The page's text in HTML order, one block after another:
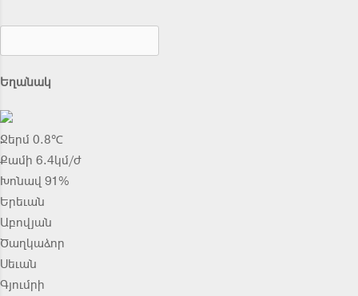
Եղանակ
Ջերմ 0.8℃
Քամի 6.4կմ/ժ
Խոնավ 91%
Երեւան
Աբովյան
Ծաղկաձոր
Սեւան
Գյումրի